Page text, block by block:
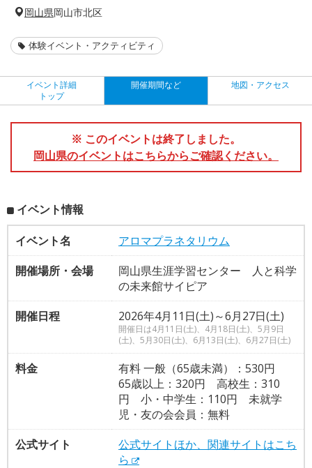
岡山県岡山市北区
体験イベント・アクティビティ
イベント詳細
トップ
開催期間など 地図・アクセス
※ このイベントは終了しました。
岡山県のイベントはこちらからご確認ください。
イベント情報
イベント名
アロマプラネタリウム
開催場所・会場
岡山県生涯学習センター 人と科学
の未来館サイピア
開催日程
2026年4月11日(土)～6月27日(土)
開催日は4月11日(土)、4月18日(土)、5月9日
(土)、5月30日(土)、6月13日(土)、6月27日(土)
料金
有料 一般（65歳未満）：530円
65歳以上：320円 高校生：310
円 小・中学生：110円 未就学
児・友の会会員：無料
公式サイト
公式サイトほか、関連サイトはこち
ら